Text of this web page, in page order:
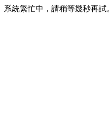
系統繁忙中，請稍等幾秒再試。